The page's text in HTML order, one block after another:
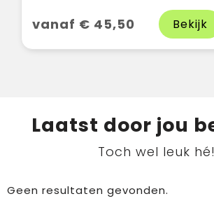
vanaf € 45,50 Bekijk
Laatst door jou
Toch wel leuk hé!
Geen resultaten gevonden.